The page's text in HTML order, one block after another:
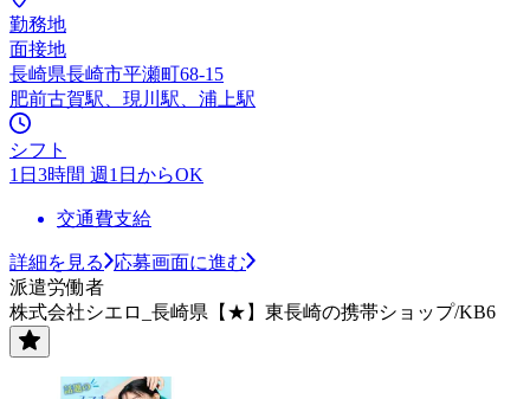
勤務地
面接地
長崎県長崎市平瀬町68-15
肥前古賀駅、現川駅、浦上駅
シフト
1日3時間 週1日からOK
交通費支給
詳細を見る
応募画面に進む
派遣労働者
株式会社シエロ_長崎県【★】東長崎の携帯ショップ/KB6